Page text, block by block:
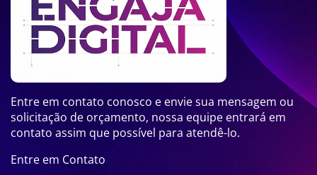
Entre em contato conosco e envie sua mensagem ou
solicitação de orçamento, nossa equipe entrará em
contato assim que possível para atendê-lo.
Entre em Contato